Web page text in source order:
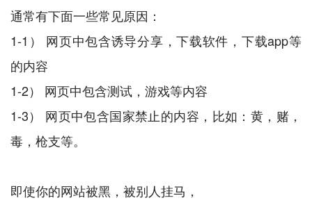
通常有下面一些常见原因：
1-1） 网页中包含诱导分享，下载软件，下载app等
的内容
1-2） 网页中包含测试，游戏等内容
1-3） 网页中包含国家禁止的内容，比如：黄，赌，
毒，枪支等。
即使你的网站被黑，被别人挂马，